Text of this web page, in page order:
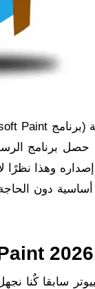
وهذا
أساسية دون
سابقا كٌنا